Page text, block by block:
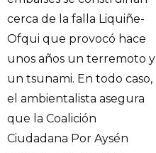
cerca de la falla Liquiñe-
Ofqui que provocó hace
unos años un terremoto y
un tsunami. En todo caso,
el ambientalista asegura
que la Coalición
Ciudadana Por Aysén